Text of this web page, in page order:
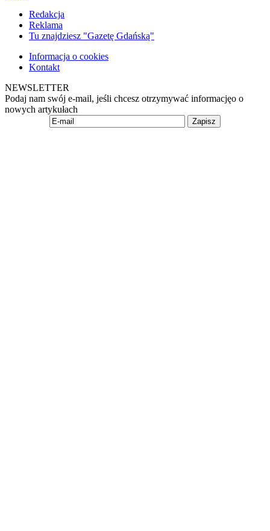
Redakcja
Reklama
Tu znajdziesz "Gazetę Gdańską"
Informacja o cookies
Kontakt
NEWSLETTER
Podaj nam swój e-mail, jeśli chcesz otrzymywać informacjęo o
nowych artykułach
Zapisz